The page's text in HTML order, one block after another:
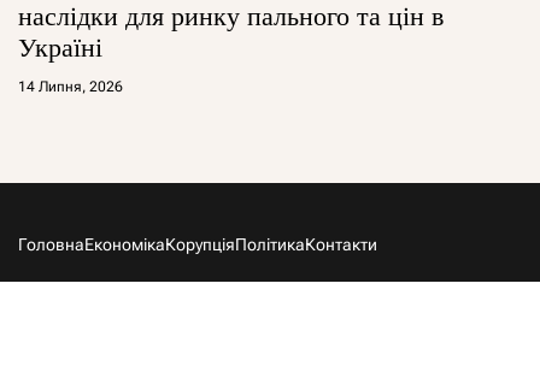
наслідки для ринку пального та цін в
Україні
14 Липня, 2026
ГоловнаЕкономікаКорупціяПолітикаКонтакти